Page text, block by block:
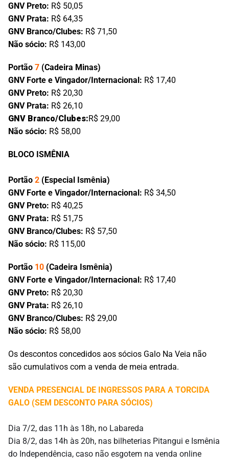
GNV Preto: R$ 50,05
GNV Prata: R$ 64,35
GNV Branco/Clubes: R$ 71,50
Não sócio: R$ 143,00
Portão 7 (Cadeira Minas)
GNV Forte e Vingador/Internacional: R$ 17,40
GNV Preto: R$ 20,30
GNV Prata: R$ 26,10
GNV Branco/Clubes:R$ 29,00
Não sócio: R$ 58,00
BLOCO ISMÊNIA
Portão 2 (Especial Ismênia)
GNV Forte e Vingador/Internacional: R$ 34,50
GNV Preto: R$ 40,25
GNV Prata: R$ 51,75
GNV Branco/Clubes: R$ 57,50
Não sócio: R$ 115,00
Portão 10 (Cadeira Ismênia)
GNV Forte e Vingador/Internacional: R$ 17,40
GNV Preto: R$ 20,30
GNV Prata: R$ 26,10
GNV Branco/Clubes: R$ 29,00
Não sócio: R$ 58,00
Os descontos concedidos aos sócios Galo Na Veia não
são cumulativos com a venda de meia entrada.
VENDA PRESENCIAL DE INGRESSOS PARA A TORCIDA
GALO (SEM DESCONTO PARA SÓCIOS)
Dia 7/2, das 11h às 18h, no Labareda
Dia 8/2, das 14h às 20h, nas bilheterias Pitangui e Ismênia
do Independência, caso não esgotem na venda online